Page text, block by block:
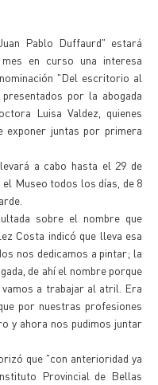
Pablo Duffaurd" estará
en curso una interesa
"Del escritorio al
por la abogada
Luisa Valdez, quienes
exponer juntas por primera
a cabo hasta el 29 de
Museo todos los días, de 8
sobre el nombre que
Costa indicó que lleva esa
nos dedicamos a pintar; la
de ahí el nombre porque
a trabajar al atril. Era
por nuestras profesiones
y ahora nos pudimos juntar
que "con anterioridad ya
Provincial de Bellas